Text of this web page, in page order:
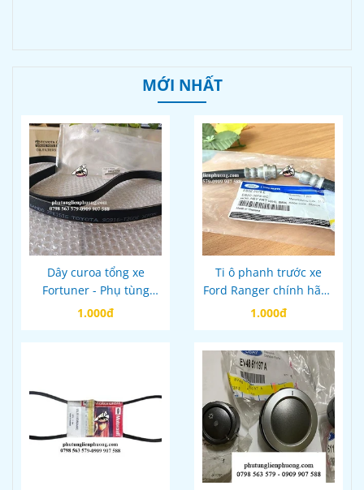
MỚI NHẤT
Dây curoa tổng xe
Fortuner - Phụ tùng
quan trọng cho động cơ
1.000đ
Ti ô phanh trước xe
Ford Ranger chính hãng
mã eb3c2078cc
1.000đ